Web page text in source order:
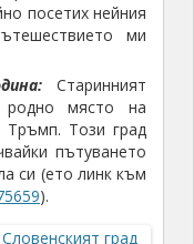
посетих нейния
ми
Старинният
място на
Този град
пътуването
си (ето линк към
).